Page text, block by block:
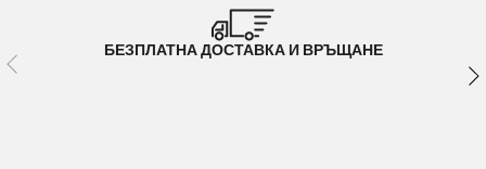
БЕЗПЛАТНА ДОСТАВКА И ВРЪЩАНЕ